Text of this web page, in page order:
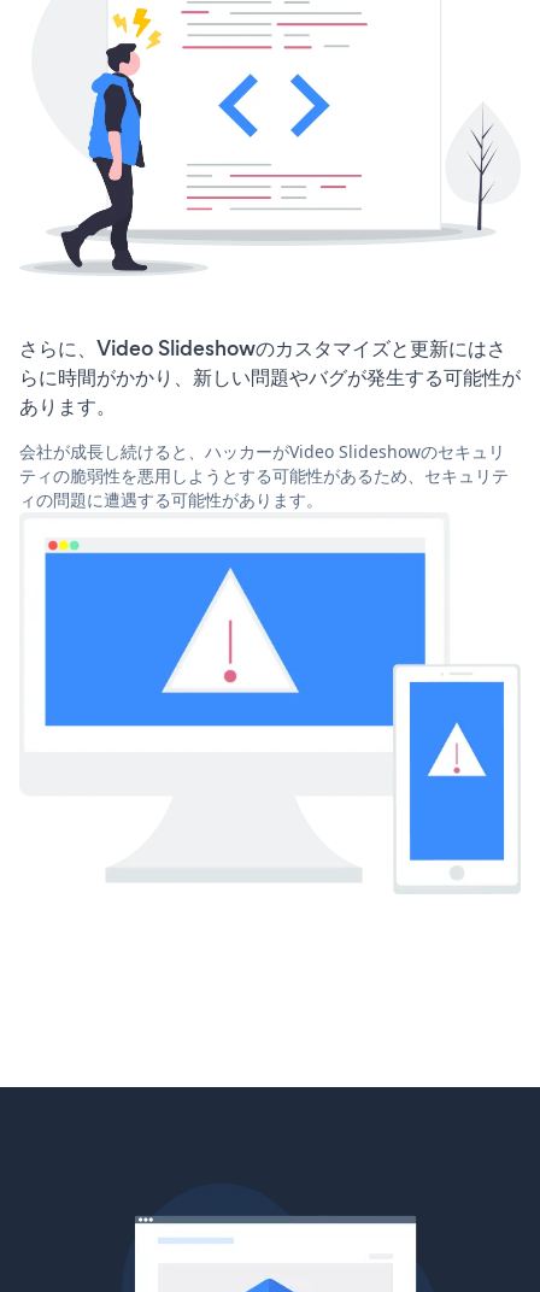
さらに、Video Slideshowのカスタマイズと更新にはさ
らに時間がかかり、新しい問題やバグが発生する可能性が
あります。
会社が成長し続けると、ハッカーがVideo Slideshowのセキュリ
ティの脆弱性を悪用しようとする可能性があるため、セキュリテ
ィの問題に遭遇する可能性があります。